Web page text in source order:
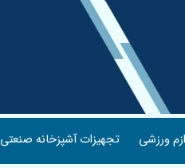
ورزشی تجهیزات آشپزخانه صنعتی